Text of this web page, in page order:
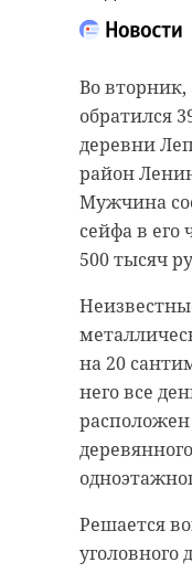
Во
обратился
деревни
район
Мужчина
сейфа в его
500 тысяч
на 20
него все
Решается
уголовного